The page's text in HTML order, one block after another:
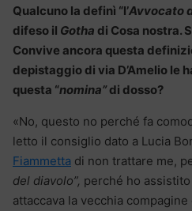
Qualcuno la definì “l’Avvocato
difeso il Gotha di Cosa nostra.
Convive ancora questa
depistaggio di via D’Amelio le
questa “nomina”di dosso?
«No, questo no perché fa
letto il consiglio dato a Lucia
Fiammetta di non trattare me,
del diavolo”, perché ho
attaccava la vecchia compagine